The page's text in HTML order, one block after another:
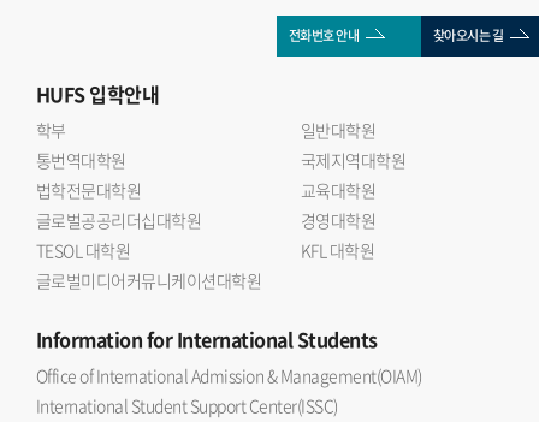
전화번호 안내 찾아오시는 길
HUFS입학안내
학부
일반대학원
통번역대학원
국제지역대학원
법학전문대학원
교육대학원
글로벌공공리더십대학원
경영대학원
TESOL 대학원
KFL 대학원
글로벌미디어커뮤니케이션대학원
Informationfor International Students
Office of International Admission & Management(OIAM)
International Student Support Center(ISSC)